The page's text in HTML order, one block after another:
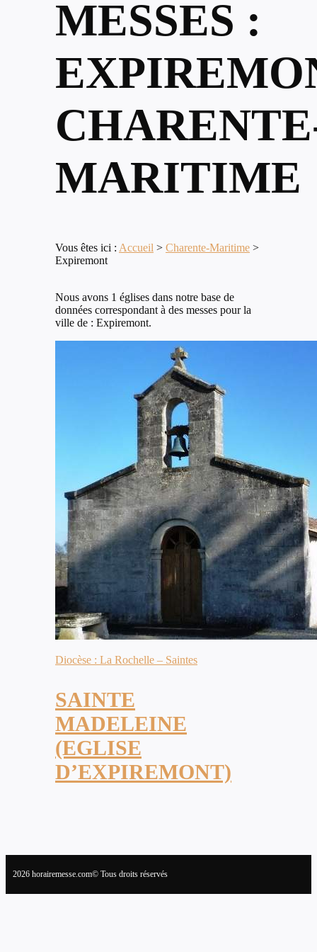
MESSES :
MARITIME
Vous êtes ici : Accueil > Charente-Maritime >
Expiremont
Nous avons 1 églises dans notre base de
données correspondant à des messes pour la
ville de : Expiremont.
Diocèse : La Rochelle – Saintes
SAINTE
MADELEINE
(EGLISE
D’EXPIREMONT)
2026 horairemesse.com© Tous droits réservés